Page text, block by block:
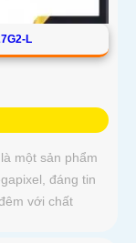
L
một sản phẩm
đáng tin
với chất